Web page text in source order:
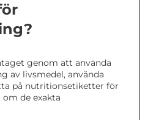
genom att använda
av livsmedel, använda
på nutritionsetiketter för
de exakta